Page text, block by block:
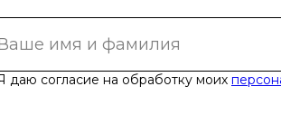
даю согласие на обработку моих